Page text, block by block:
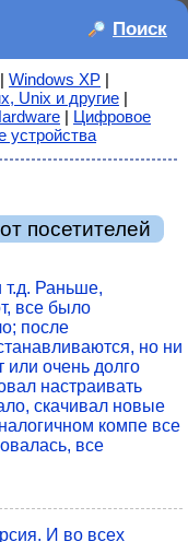
Поиск
| Windows XP |
Unix и другие |
| Цифровое
устройства
посетителей
Раньше,
все было
после
но ни
или очень долго
настраивать
скачивал новые
компе все
все
И во всех